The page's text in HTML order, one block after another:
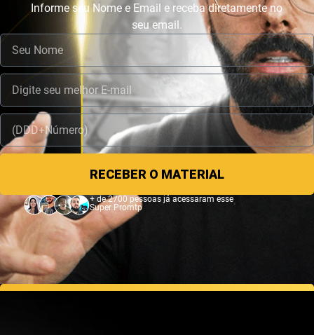
Informe seu Nome e Email e receba diretamente no
seu email.
RECEBER O MATERIAL
+ de 2700 pessoas já acessaram esse
Super Promtp